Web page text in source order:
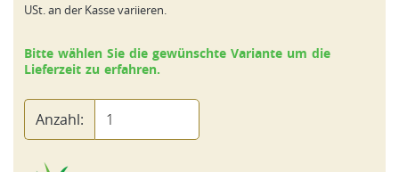
USt. an der Kasse variieren.
Bitte wählen Sie die gewünschte Variante um die
Lieferzeit zu erfahren.
Anzahl: